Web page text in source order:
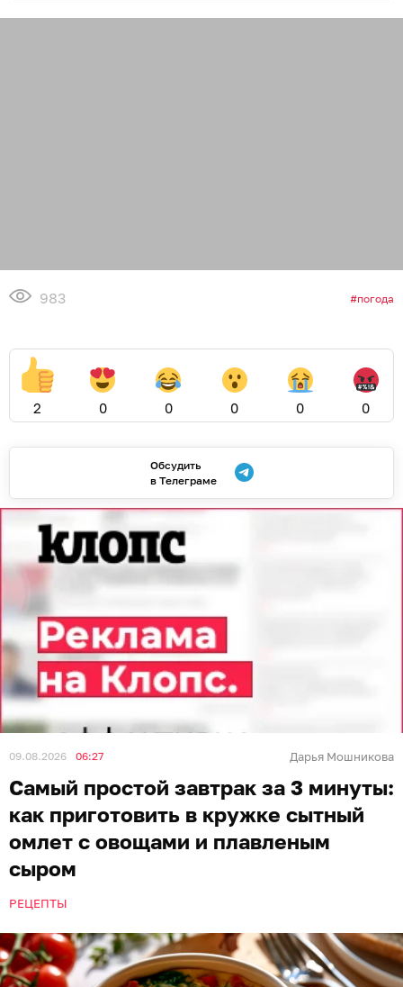
983 погода
2 0 0 0 0 0
Обсудить
в Телеграме
09.08.2026 06:27 Дарья Мошникова
Самый простой завтрак за 3 минуты:
как приготовить в кружке сытный
омлет с овощами и плавленым
сыром
РЕЦЕПТЫ